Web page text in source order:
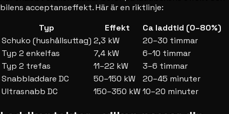
bilens acceptanseffekt. Här är en riktlinje:
Typ
Effekt
Ca laddtid (0–80%)
Schuko (hushållsuttag) 2,3 kW
20–30 timmar
Typ 2 enkelfas
7,4 kW
6–10 timmar
Typ 2 trefas
11–22 kW
3–6 timmar
Snabbladdare DC
50–150 kW
20–45 minuter
Ultrasnabb DC
150–350 kW10–20 minuter